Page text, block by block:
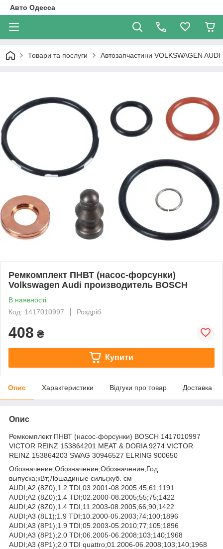
Авто Одесса
Товари та послуги Автозапчастини VOLKSWAGEN AUDI
Ремкомплект ПНВТ (насос-форсунки)
Volkswagen Audi производитель BOSCH
В наявності
Код: 1417010997
Роздріб
408 ₴
Купити
Опис Характеристики Відгуки про товар Доставка
Опис
Ремкомплект ПНВТ (насос-форсунки) BOSCH 1417010997
VICTOR REINZ 153864201 MEAT & DORIA 9274 VICTOR
REINZ 153864203 SWAG 30946527 ELRING 900650
Обозначение;Обозначение;Обозначение;Год
выпуска;кВт;Лошадиные силы;куб. см
AUDI;A2 (8Z0);1.2 TDI;03.2001-08.2005;45;61;1191
AUDI;A2 (8Z0);1.4 TDI;02.2000-08.2005;55;75;1422
AUDI;A2 (8Z0);1.4 TDI;11.2003-08.2005;66;90;1422
AUDI;A3 (8L1);1.9 TDI;10.2000-05.2003;74;100;1896
AUDI;A3 (8P1);1.9 TDI;05.2003-05.2010;77;105;1896
AUDI;A3 (8P1);2.0 TDI;06.2005-06.2008;103;140;1968
AUDI;A3 (8P1);2.0 TDI quattro;01.2006-06.2008;103;140;1968